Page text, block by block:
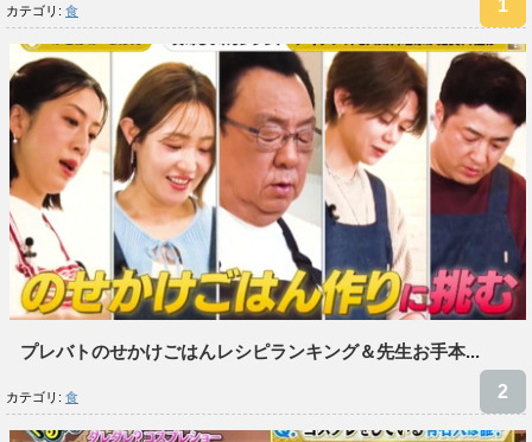
カテゴリ: 食
プレバトのせかけごはんレシピランキング＆先生お手本...
カテゴリ: 食